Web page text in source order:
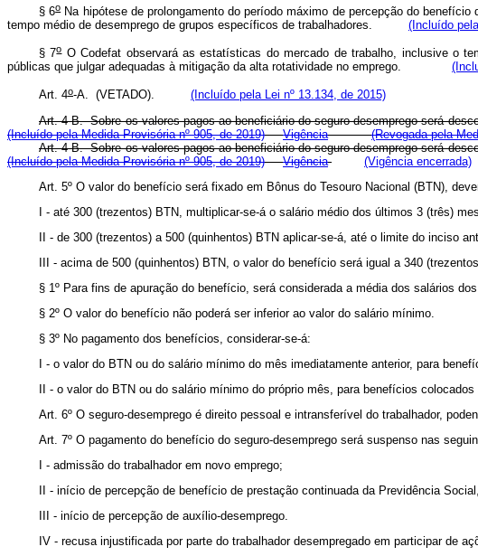
§ 6oNa hipótese de prolongamento do período máximo de percepção do
tempo médio de desemprego de grupos específicos de trabalhadores. (Incluído
§ 7oO Codefat observará as estatísticas do mercado de trabalho, inclusive o
públicas que julgar adequadas à mitigação da alta rotatividade no emprego.
Art. 4o-A. (VETADO). (Incluído pela Lei nº 13.134, de 2015)
Art. 4-B. Sobre os valores pagos ao beneficiário do seguro-desemprego será
(Incluído pela Medida Provisória nº 905, de 2019)
Vigência (Revogada pela
Art. 4-B. Sobre os valores pagos ao beneficiário do seguro-desemprego será
(Incluído pela Medida Provisória nº 905, de 2019)
Vigência
(Vigência encerrada)
Art. 5º O valor do benefício será fixado em Bônus do Tesouro Nacional (BTN),
I - até 300 (trezentos) BTN, multiplicar-se-á o salário médio dos últimos 3 (três)
II - de 300 (trezentos) a 500 (quinhentos) BTN aplicar-se-á, até o limite do inciso
III - acima de 500 (quinhentos) BTN, o valor do benefício será igual a 340
§ 1º Para fins de apuração do benefício, será considerada a média dos salários
§ 2º O valor do benefício não poderá ser inferior ao valor do salário mínimo.
§ 3º No pagamento dos benefícios, considerar-se-á:
I - o valor do BTN ou do salário mínimo do mês imediatamente anterior, para
II - o valor do BTN ou do salário mínimo do próprio mês, para benefícios
Art. 6º O seguro-desemprego é direito pessoal e intransferível do trabalhador,
Art. 7º O pagamento do benefício do seguro-desemprego será suspenso nas
I - admissão do trabalhador em novo emprego;
II - início de percepção de benefício de prestação continuada da Previdência
III - início de percepção de auxílio-desemprego.
IV - recusa injustificada por parte do trabalhador desempregado em participar de